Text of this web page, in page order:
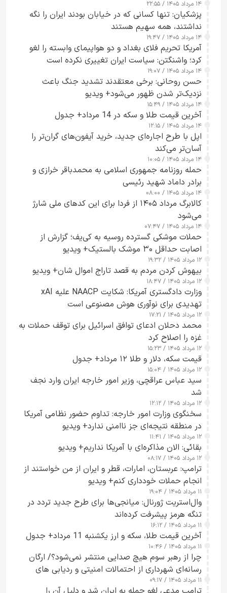
۱۴ مرداد ۱۴۰۵ / ۲۲:۵۵
پزشکیان: تنها کسانی که در خیابان بودند ایران را نگه
نداشتند، همه سهیم هستند
۱۴ مرداد ۱۴۰۵ / ۱۹:۴۷
آمریکا تحریم فلای بغداد و دو هواپیمای وابسته را لغو
کرد؛ واشنگتن: سیاست ایران تغییری نکرده است
۱۴ مرداد ۱۴۰۵ / ۱۹:۰۷
حسن روحانی: برخی معتقدند تشدید جنگ باعث
نزدیک‌تر شدن ظهور می‌شود+ ویدیو
۱۴ مرداد ۱۴۰۵ / ۱۵:۴۹
آخرین قیمت طلا و سکه در 14 مرداد+ جدول
۱۴ مرداد ۱۴۰۵ / ۱۲:۱۵
اپل با طرح اجاره‌ای جدید، خرید آیفون‌های گران‌تر را
آسان‌تر می‌کند
۱۴ مرداد ۱۴۰۵ / ۱۰:۰۵
حمله روزنامه جمهوری اسلامی به محمدباقر خرازی و
برادر داماد شهید رئیسی
۱۴ مرداد ۱۴۰۵ / ۰۸:۰۰
کالابرگ مرداد ۱۴۰۵ از فردا برای این کدهای ملی شارژ
می‌شود
۱۴ مرداد ۱۴۰۵ / ۰۷:۴۷
حملات موشکی گسترده روسیه به کی‌یف؛ گزارش از
اصابت حداقل ۳۰ موشک بالستیک+ ویدیو
۱۲ مرداد ۱۴۰۵ / ۱۹:۳۲
بیهوش کردن مردم به قصد تاراج اموال شان+ ویدیو
۱۲ مرداد ۱۴۰۵ / ۱۸:۴۷
وزارت دادگستری آمریکا: شکایت NAACP علیه xAI
تهدیدی برای نوآوری هوش مصنوعی است
۱۲ مرداد ۱۴۰۵ / ۱۷:۲۱
محمد دحلان ادعای توافق اسرائیل برای توقف حملات به
غزه را اصلاح کرد
۱۲ مرداد ۱۴۰۵ / ۱۵:۲۳
قیمت سکه، دلار و طلا ۱۲ مرداد+ جدول
۱۲ مرداد ۱۴۰۵ / ۱۵:۰۴
سید عباس عراقچی، وزیر امور خارجه ایران وارد نجف
شد
۱۲ مرداد ۱۴۰۵ / ۱۲:۱۲
سخنگوی وزارت امور خارجه: تداوم حضور نظامی آمریکا
در منطقه نتیجه‌ای جز ناامنی ندارد+ ویدیو
۱۲ مرداد ۱۴۰۵ / ۱۱:۴۱
بقائی: الان مذاکره‌ای با آمریکا نداریم+ ویدیو
۱۲ مرداد ۱۴۰۵ / ۰۸:۱۷
ترامپ: عربستان، امارات، قطر و ایران از من خواستند از
انجام حملات خودداری کنم+ ویدیو
۱۱ مرداد ۱۴۰۵ / ۱۹:۰۴
وال‌استریت ژورنال: میانجی‌ها برای طرح جدید تردد در
تنگه هرمز پیشرفت کرده‌اند
۱۱ مرداد ۱۴۰۵ / ۱۶:۱۲
آخرین قیمت طلا، سکه و ارز یکشنبه 11 مرداد+ جدول
۱۱ مرداد ۱۴۰۵ / ۱۰:۴۶
چرا از رهبر سوم هیچ صدایی منتشر نمی‌شود؟/ ارگان
رسانه‌ای شهرداری از احتمالات امنیتی و ردیابی های
جاسوسی گفت
۱۱ مرداد ۱۴۰۵ / ۰۹:۱۷